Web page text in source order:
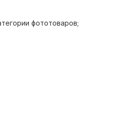
фототоваров;